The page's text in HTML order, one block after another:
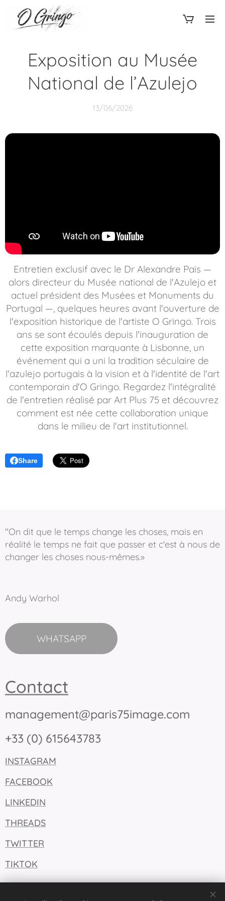
Exposition au Musée
National de l’Azulejo
13/06/2026
Entretien exclusif avec le Dr Alexandre Pais —
alors directeur du Musée national de l'Azulejo et
actuel président des Musées et Monuments du
Portugal —, quelques heures avant l'ouverture de
l'exposition historique de l'artiste O Gringo. Trois
ans se sont écoulés depuis l'inauguration de
cette exposition marquante à Lisbonne, un
événement qui a uni la tradition séculaire de
l'azulejo portugais à la vision et à l'identité de l'art
contemporain d'O Gringo. Regardez l'intégralité
de l'entretien réalisé par Art Plus 75 et découvrez
comment est née cette collaboration unique
dans le milieu de l'art institutionnel.
Share
"On dit que le temps change les choses, mais en
réalité le temps ne fait que passer et c'est à nous de
changer les choses nous-mêmes.»
Andy Warhol
WHATSAPP
Contact
management@paris75image.com
+33 (0) 615643783
INSTAGRAM
FACEBOOK
LINKEDIN
THREADS
TWITTER
TIKTOK